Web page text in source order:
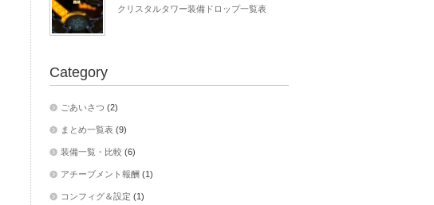
クリスタルタワー装備ドロップ一覧表
Category
ごあいさつ (2)
まとめ一覧表 (9)
装備一覧・比較 (6)
アチーブメント報酬 (1)
コンフィグ＆設定 (1)